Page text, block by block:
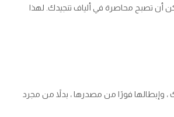
أن تصبح محاصرة في ألياف تنجيدك. لهذا
بك ، وإبطالها فورًا من مصدرها ، بدلاً من مجرد